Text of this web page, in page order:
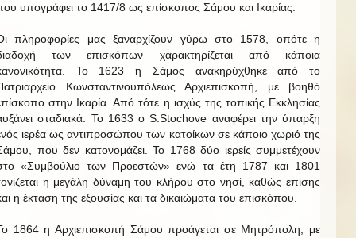
υπογράφει το 1417/8 ως επίσκοπος Σάμου και Ικαρίας.
πληροφορίες μας ξαναρχίζουν γύρω στο 1578, οπότε η
των επισκόπων χαρακτηρίζεται από κάποια
Το 1623 η Σάμος ανακηρύχθηκε από το
Κωνσταντινουπόλεως Αρχιεπισκοπή, με βοηθό
στην Ικαρία. Από τότε η ισχύς της τοπικής Εκκλησίας
σταδιακά. Το 1633 ο S.Stochove αναφέρει την ύπαρξη
ιερέα ως αντιπροσώπου των κατοίκων σε κάποιο χωριό της
που δεν κατονομάζει. Το 1768 δύο ιερείς συμμετέχουν
«Συμβούλιο των Προεστών» ενώ τα έτη 1787 και 1801
η μεγάλη δύναμη του κλήρου στο νησί, καθώς επίσης
η έκταση της εξουσίας και τα δικαιώματα του επισκόπου.
1864 η Αρχιεπισκοπή Σάμου προάγεται σε Μητρόπολη, με